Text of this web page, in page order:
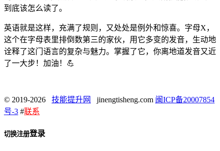
到底该怎么读了。
英语就是这样，充满了规则，又处处是例外和惊喜。字母X，
这个在字母表里排倒数第三的家伙，用它多变的发音，生动地
诠释了这门语言的复杂与魅力。掌握了它，你离地道发音又近
了一大步！加油！💪
© 2019-2026 技能提升网 jinengtisheng.com 闽ICP备20007854
号-3 #联系
切换注册登录